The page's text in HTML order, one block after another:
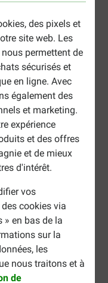
des pixels et
site web. Les
permettent de
sécurisés et
en ligne. Avec
également des
et marketing.
expérience
et des offres
et de mieux
d'intérêt.
vos
cookies via
» en bas de la
sur la
les
nous traitons et à
de